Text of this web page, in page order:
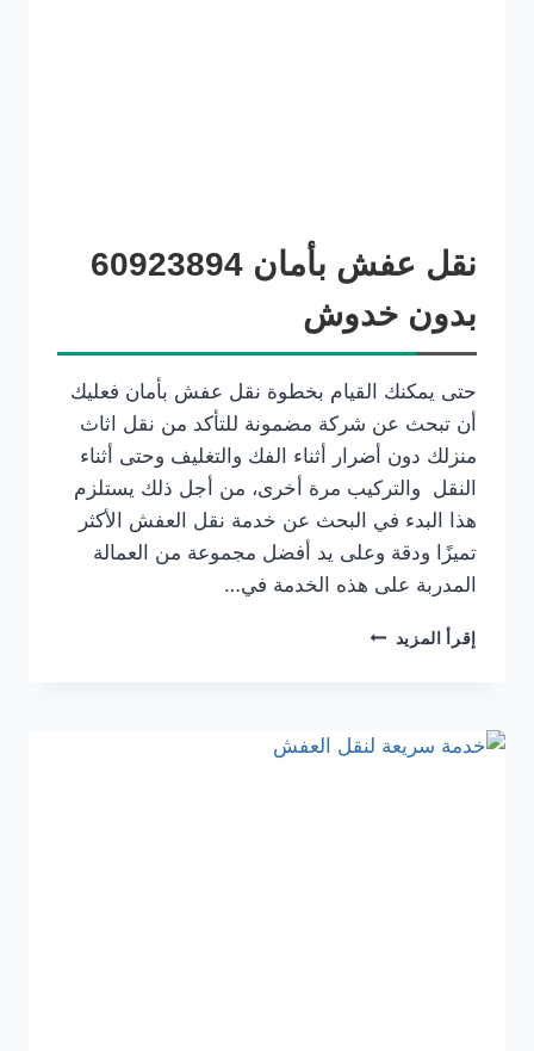
نقل عفش بأمان 60923894
بدون خدوش
حتى يمكنك القيام بخطوة نقل عفش بأمان فعليك
أن تبحث عن شركة مضمونة للتأكد من نقل اثاث
منزلك دون أضرار أثناء الفك والتغليف وحتى أثناء
النقل والتركيب مرة أخرى، من أجل ذلك يستلزم
هذا البدء في البحث عن خدمة نقل العفش الأكثر
تميزًا ودقة وعلى يد أفضل مجموعة من العمالة
المدربة على هذه الخدمة في…
إقرأ المزيد